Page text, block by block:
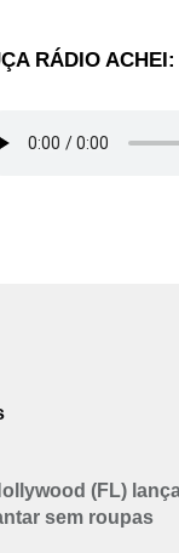
RÁDIO ACHEI:
(FL)
sem roupas